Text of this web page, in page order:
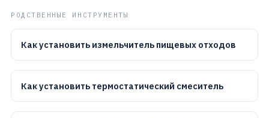
РОДСТВЕННЫЕ ИНСТРУМЕНТЫ
Как установить измельчитель пищевых отходов
Как установить термостатический смеситель